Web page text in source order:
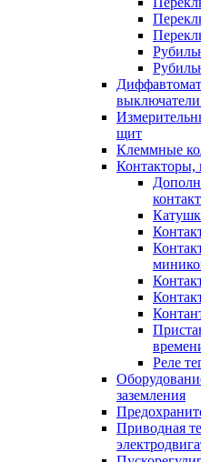
щит
Клеммные
Контакторы,
Реле
заземления
Приводная